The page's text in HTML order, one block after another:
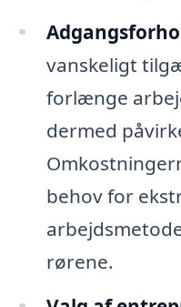
vanskeligt
forlænge
dermed
behov for
rørene.